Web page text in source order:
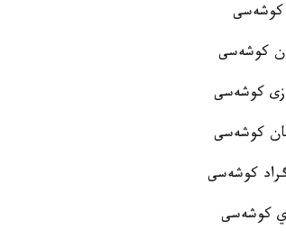
كوشەسى
كوشەسى
كوشەسى
كوشەسى
كوشەسى
كوشەسى